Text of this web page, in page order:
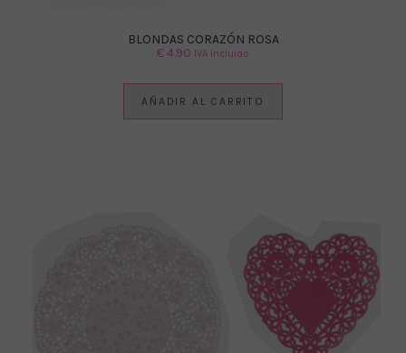
BLONDAS CORAZÓN ROSA
€4.90 IVA Incluido
AÑADIR AL CARRITO